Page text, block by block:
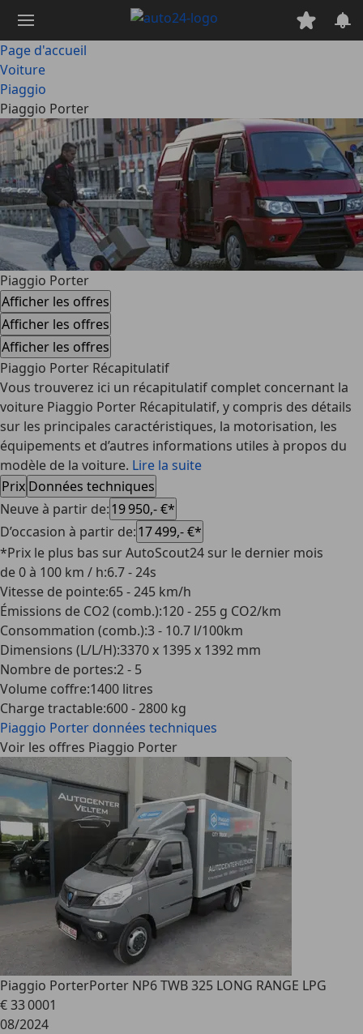
contenu
principal
Page d'accueil
Voiture
Piaggio
Piaggio Porter
Piaggio Porter
Afficher les offres
Afficher les offres
Afficher les offres
Piaggio Porter Récapitulatif
Vous trouverez ici un récapitulatif complet concernant la
voiture Piaggio Porter Récapitulatif, y compris des détails
sur les principales caractéristiques, la motorisation, les
équipements et d’autres informations utiles à propos du
modèle de la voiture. Lire la suite
Prix Données techniques
Neuve à partir de:19 950,- €*
D’occasion à partir de:17 499,- €*
*Prix le plus bas sur AutoScout24 sur le dernier mois
de 0 à 100 km / h:6.7 - 24s
Vitesse de pointe:65 - 245 km/h
Émissions de CO2 (comb.):120 - 255 g CO2/km
Consommation (comb.):3 - 10.7 l/100km
Dimensions (L/L/H):3370 x 1395 x 1392 mm
Nombre de portes:2 - 5
Volume coffre:1400 litres
Charge tractable:600 - 2800 kg
Piaggio Porter données techniques
Voir les offres Piaggio Porter
Piaggio PorterPorter NP6 TWB 325 LONG RANGE LPG
€ 33 0001
08/2024